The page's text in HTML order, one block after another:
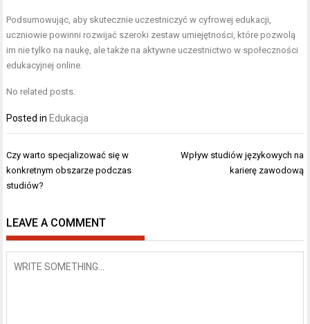
Podsumowując, aby skutecznie uczestniczyć w cyfrowej edukacji,
uczniowie powinni rozwijać szeroki zestaw umiejętności, które pozwolą
im nie tylko na naukę, ale także na aktywne uczestnictwo w społeczności
edukacyjnej online.
No related posts.
Posted in Edukacja
Nawigacja
wpisu
Czy warto specjalizować się w
konkretnym obszarze podczas
studiów?
Wpływ studiów językowych na
karierę zawodową
LEAVE A COMMENT